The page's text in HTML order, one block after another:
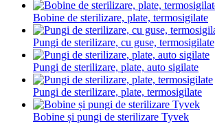
Bobine de sterilizare, plate, termosigilate
Pungi de sterilizare, cu guse, termosigilate
Pungi de sterilizare, plate, auto sigilate
Pungi de sterilizare, plate, termosigilate
Bobine și pungi de sterilizare Tyvek